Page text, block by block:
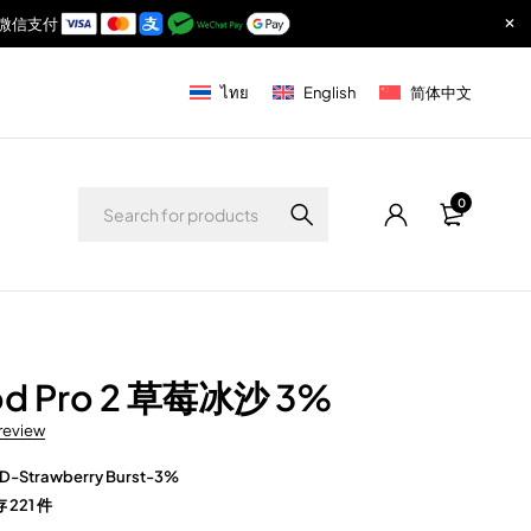
信支付
ไทย English 简体中文
0
Pro 2 草莓冰沙 3%
Strawberry Burst-3%
221 件